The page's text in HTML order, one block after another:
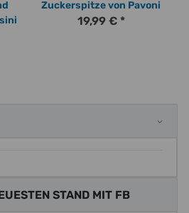
Zuckerspitze von Pavoni
19,99 € *
STAND MIT FB